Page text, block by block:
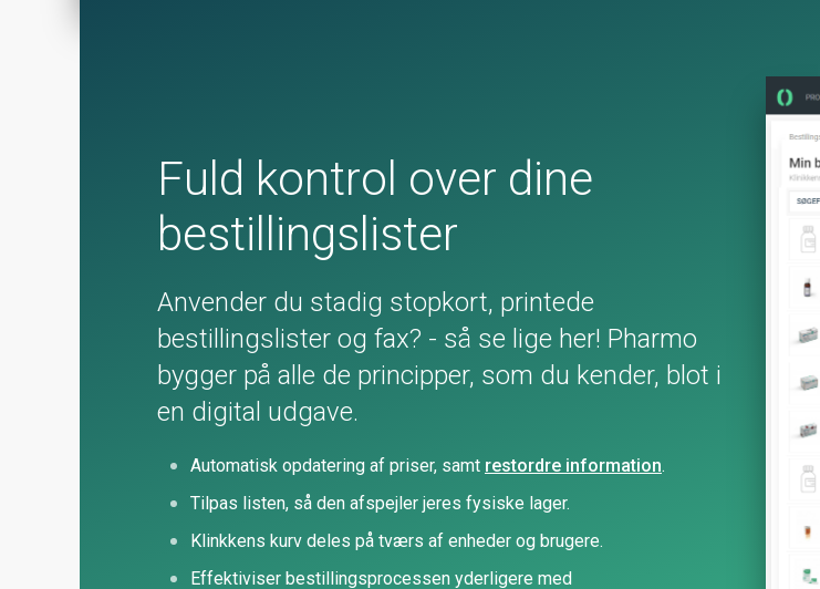
Fuld kontrol over dine
bestillingslister
Anvender du stadig stopkort, printede
bestillingslister og fax? - så se lige her! Pharmo
bygger på alle de principper, som du kender, blot i
en digital udgave.
Automatisk opdatering af priser, samt restordre information.
Tilpas listen, så den afspejler jeres fysiske lager.
Klinkkens kurv deles på tværs af enheder og brugere.
Effektiviser bestillingsprocessen yderligere med